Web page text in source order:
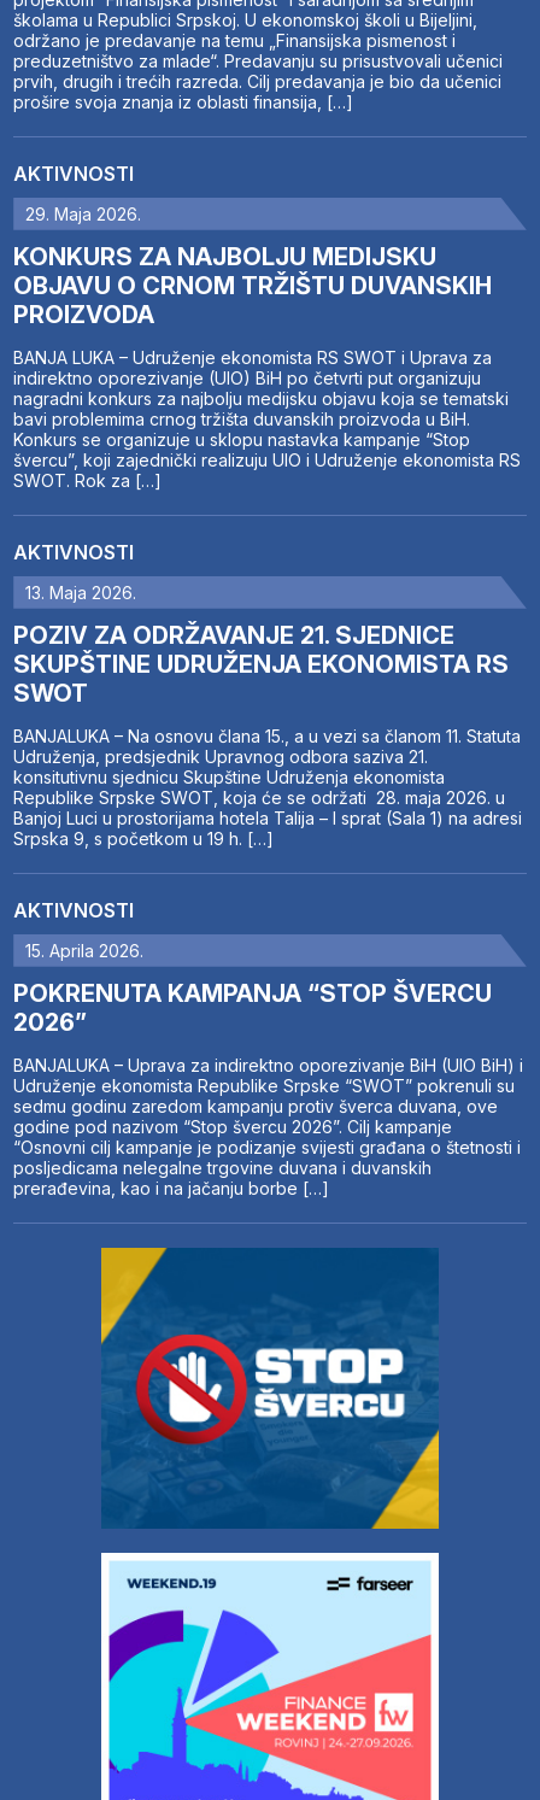
školama u Republici Srpskoj. U ekonomskoj školi u Bijeljini,
održano je predavanje na temu „Finansijska pismenost i
preduzetništvo za mlade“. Predavanju su prisustvovali učenici
prvih, drugih i trećih razreda. Cilj predavanja je bio da učenici
prošire svoja znanja iz oblasti finansija, […]
AKTIVNOSTI
29. Maja 2026.
KONKURS ZA NAJBOLJU MEDIJSKU
OBJAVU O CRNOM TRŽIŠTU DUVANSKIH
PROIZVODA
BANJA LUKA – Udruženje ekonomista RS SWOT i Uprava za
indirektno oporezivanje (UIO) BiH po četvrti put organizuju
nagradni konkurs za najbolju medijsku objavu koja se tematski
bavi problemima crnog tržišta duvanskih proizvoda u BiH.
Konkurs se organizuje u sklopu nastavka kampanje “Stop
švercu”, koji zajednički realizuju UIO i Udruženje ekonomista RS
SWOT. Rok za […]
AKTIVNOSTI
13. Maja 2026.
POZIV ZA ODRŽAVANJE 21. SJEDNICE
SKUPŠTINE UDRUŽENJA EKONOMISTA RS
SWOT
BANJALUKA – Na osnovu člana 15., a u vezi sa članom 11. Statuta
Udruženja, predsjednik Upravnog odbora saziva 21.
konsitutivnu sjednicu Skupštine Udruženja ekonomista
Republike Srpske SWOT, koja će se održati 28. maja 2026. u
Banjoj Luci u prostorijama hotela Talija – I sprat (Sala 1) na adresi
Srpska 9, s početkom u 19 h. […]
AKTIVNOSTI
15. Aprila 2026.
POKRENUTA KAMPANJA “STOP ŠVERCU
2026”
BANJALUKA – Uprava za indirektno oporezivanje BiH (UIO BiH) i
Udruženje ekonomista Republike Srpske “SWOT” pokrenuli su
sedmu godinu zaredom kampanju protiv šverca duvana, ove
godine pod nazivom “Stop švercu 2026”. Cilj kampanje
“Osnovni cilj kampanje je podizanje svijesti građana o štetnosti i
posljedicama nelegalne trgovine duvana i duvanskih
prerađevina, kao i na jačanju borbe […]